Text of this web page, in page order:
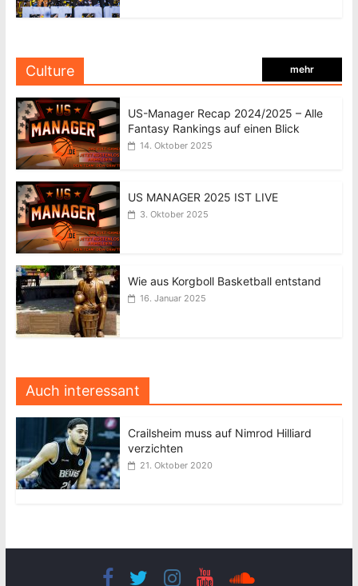
Culture mehr
US-Manager Recap 2024/2025 – Alle
Fantasy Rankings auf einen Blick
14. Oktober 2025
US MANAGER 2025 IST LIVE
3. Oktober 2025
Wie aus Korgboll Basketball entstand
16. Januar 2025
Auch interessant
Crailsheim muss auf Nimrod Hilliard
verzichten
21. Oktober 2020